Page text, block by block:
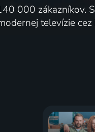
000 zákazníkov.
televízie